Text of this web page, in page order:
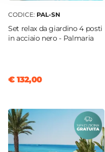
CODICE: PAL-SN
Set relax da giardino 4 posti
in acciaio nero - Palmaria
€ 132,00